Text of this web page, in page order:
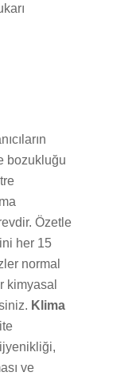
bozukluğu
Özetle
her 15
normal
kimyasal
Klima
ve